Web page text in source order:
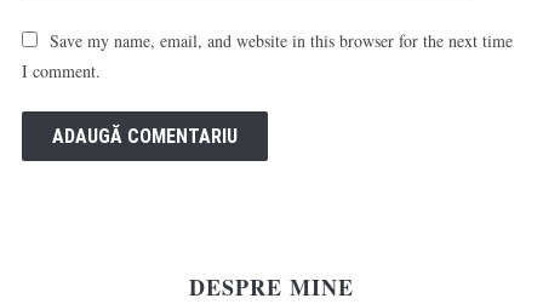
Save my name, email, and website in this browser for the next time
I comment.
DESPRE MINE